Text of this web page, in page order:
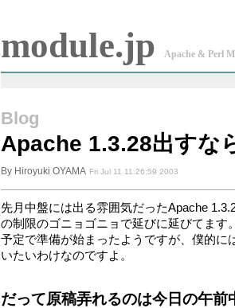
module.jp Apache & Perl
Blog
Apache 1.3.28出すな
By Hiroyuki OYAMA Fri Jul 11 11:26:59 2003
先月中盤には出る雰囲気だったApache
の制限のゴニョゴニョで延びに延びてます
予定で準備が始まったようですが、僕的に
いたいわけなのですよ。
だって原稿弄れるのは今日の午前